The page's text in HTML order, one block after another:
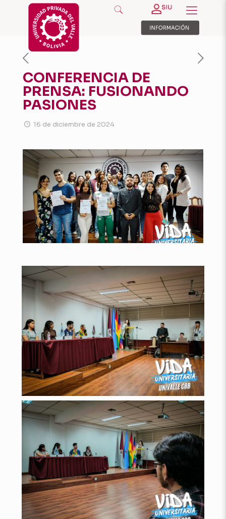
CONFERENCIA DE
PRENSA: FUSIONANDO
PASIONES
16 de diciembre de 2024